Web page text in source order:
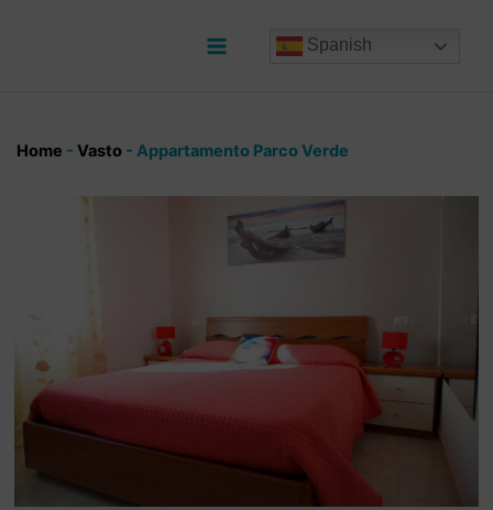
Spanish
Home - Vasto - Appartamento Parco Verde